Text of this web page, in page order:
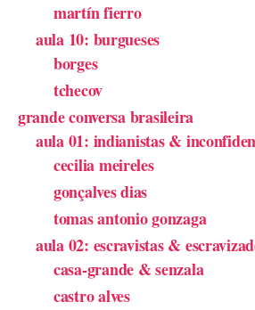
martín fierro
aula 10: burgueses
borges
tchecov
grande conversa brasileira
aula 01: indianistas &
cecilia meireles
gonçalves dias
tomas antonio gonzaga
aula 02: escravistas &
casa-grande & senzala
castro alves